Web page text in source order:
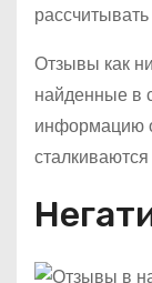
Отзывы как
найденные в
информацию